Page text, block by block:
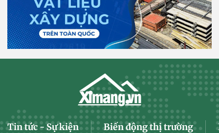
Tin tức - Sự kiện Biến động thị trường